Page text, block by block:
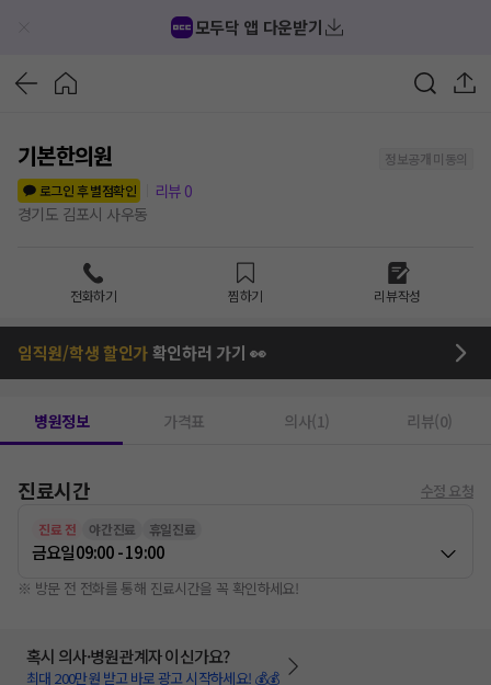
모두닥 앱 다운받기
기본한의원
정보공개 미동의
로그인 후 별점확인
리뷰 0
경기도 김포시 사우동
전화하기 찜하기 리뷰작성
임직원/학생 할인가확인하러 가기 👀
병원정보 가격표 의사(1) 리뷰(0)
진료시간 수정 요청
진료 전 야간진료 휴일진료
금요일09:00 - 19:00
※ 방문 전 전화를 통해 진료시간을 꼭 확인하세요!
혹시 의사·병원관계자 이신가요?
최대 200만원 받고 바로 광고 시작하세요! 💰💰